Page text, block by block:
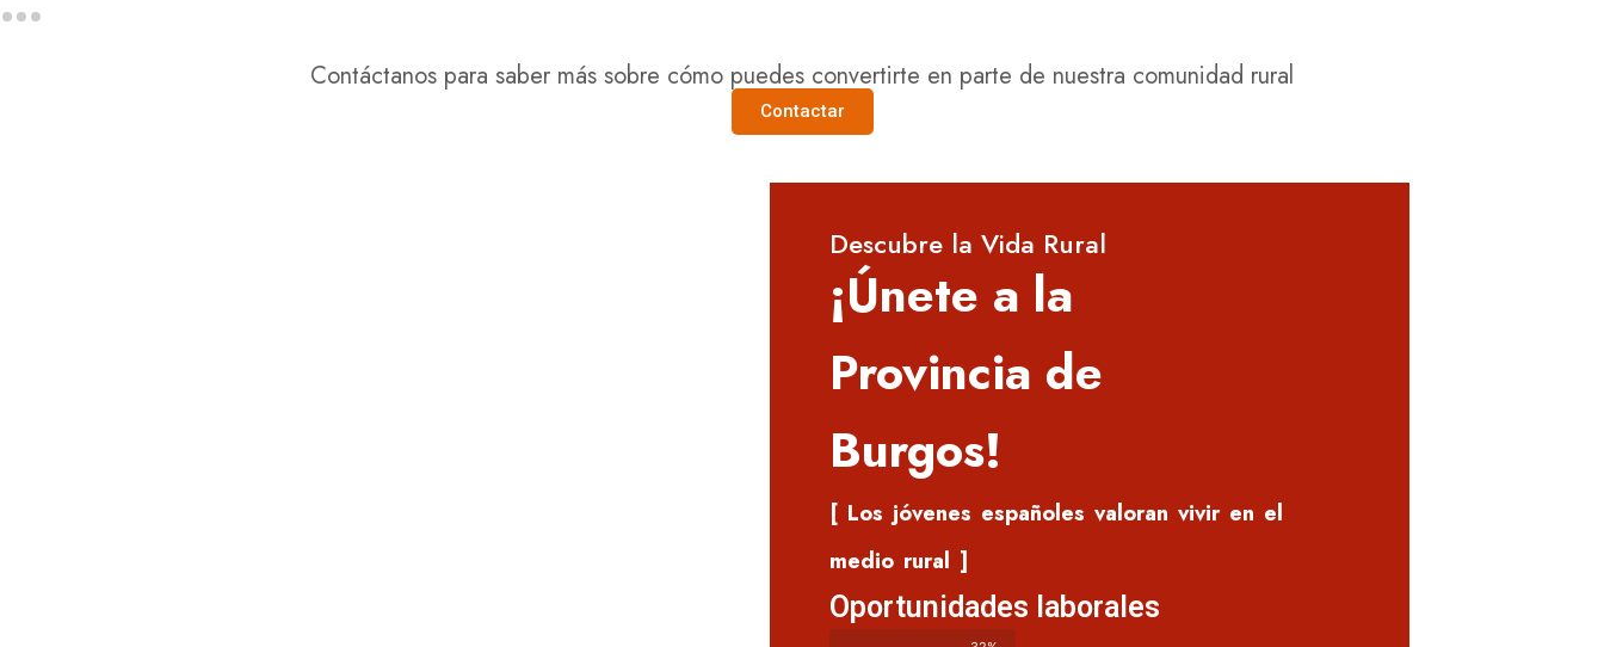
Contáctanos para saber más sobre cómo puedes convertirte en parte de nuestra comunidad rural
Contactar
Descubre la Vida Rural
¡Únete a la
Provincia de
Burgos!
[ Los jóvenes españoles valoran vivir en el
medio rural ]
Oportunidades laborales